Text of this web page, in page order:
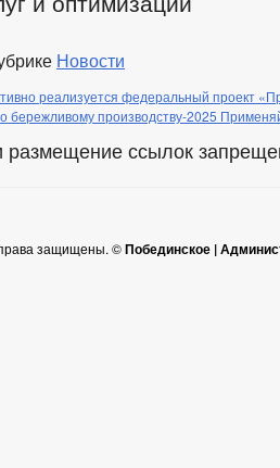
Новости
реализуется федеральный проект
бережливому производству-2025
размещение ссылок
защищены. ©Побединское |